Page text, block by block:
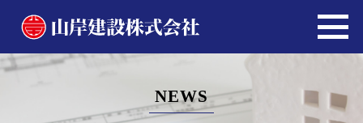
NEWS